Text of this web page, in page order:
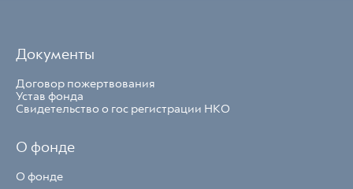
Документы
Договор пожертвования
Устав фонда
Свидетельство о гос регистрации НКО
О фонде
О фонде